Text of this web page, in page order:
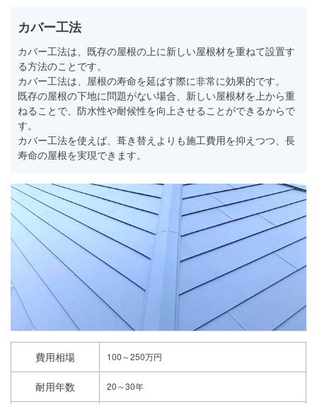
カバー工法
カバー工法は、既存の屋根の上に新しい屋根材を重ねて設置す
る方法のことです。
カバー工法は、屋根の寿命を延ばす際に非常に効果的です。
既存の屋根の下地に問題がない場合、新しい屋根材を上から重
ねることで、防水性や耐候性を向上させることができるからで
す。
カバー工法を使えば、葺き替えよりも施工費用を抑えつつ、長
寿命の屋根を実現できます。
費用相場 100～250万円
耐用年数 20～30年